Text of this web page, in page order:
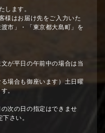
します。
様はお届け先をご入力いた
市」・「東京都大島町」を
が平日の午前中の場合は当
場合も御座います）土日曜
。
次の日の指定はできませ
さい。